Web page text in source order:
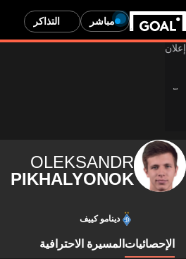
مباشر التذاكر
OLEKSANDR
PIKHALYONOK
دينامو كييف
الإحصائيات المسيرة الاحترافية